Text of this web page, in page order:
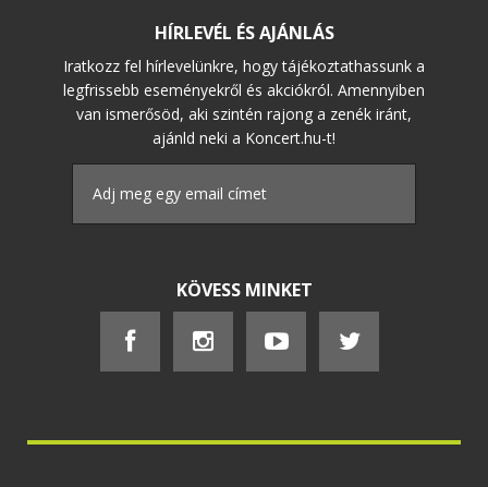
HÍRLEVÉL ÉS AJÁNLÁS
Iratkozz fel hírlevelünkre, hogy tájékoztathassunk a
legfrissebb eseményekről és akciókról. Amennyiben
van ismerősöd, aki szintén rajong a zenék iránt,
ajánld neki a Koncert.hu-t!
KÖVESS MINKET